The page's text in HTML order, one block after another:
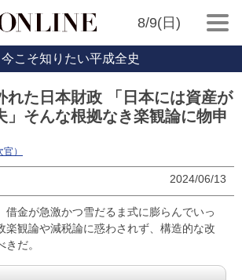
8/9(日)
こそ知りたい平成全史
れた日本財政 「日本には資産が
」そんな根拠なき楽観論に物申
）
2024/06/13
借金が急激かつ雪だるま式に膨らんでいっ
楽観論や減税論に惑わされず、構造的な改
だ。